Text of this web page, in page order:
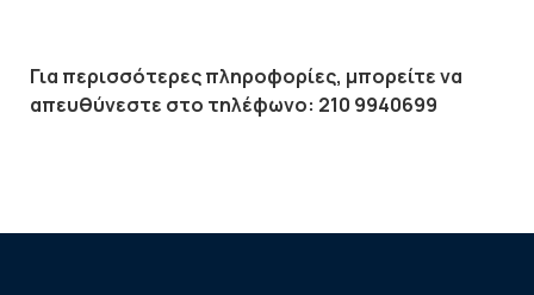
Για περισσότερες πληροφορίες, μπορείτε να
απευθύνεστε στο τηλέφωνο: 210 9940699